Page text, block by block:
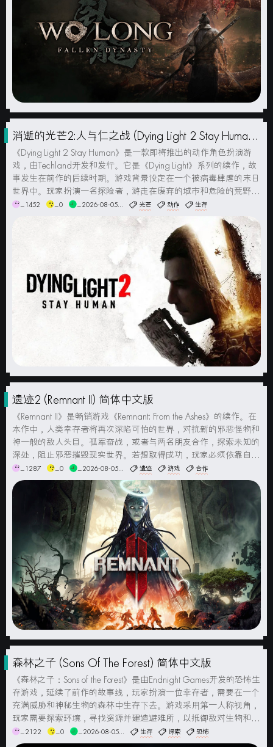
消逝的光芒2:人与仁之战 (Dying Light 2 Stay Human)
(终极版) 简体中文版
《Dying Light 2 Stay Human》是一款即将推出的动作角色扮演游
戏，由Techland开发和发行。它是《Dying Light》系列的续作，故
事发生在前作的后续时期。游戏背景设定在一个被病毒肆虐的末日
世界中。玩家扮演一名探险者，游走在废弃的城市和危险的荒野之
间，努力生存并寻找幸存者。与前作类似，游戏融合了第一人称动
_1452 _0 _2026-08-05... 光芒 动作 生存
遗迹2 (Remnant II) 简体中文版
《Remnant II》是畅销游戏《Remnant: From the Ashes》的续作。在
本作中，人类幸存者将再次深陷可怕的世界，对抗新的邪恶怪物和
神一般的敌人头目。孤军奋战，或者与两名朋友合作，探索未知的
深处，阻止邪恶摧毁现实世界。若想取得成功，玩家必须依靠自己
和团队的力量，完成最艰巨的挑战，让人类免于灭绝的命运。游戏
截图系统要求最低配置:操作系统:...
_1287 _0 _2026-08-05... 遗迹 游戏 合作
森林之子 (Sons Of The Forest) 简体中文版
《森林之子：Sons of the Forest》是由Endnight Games开发的恐怖生
存游戏，延续了前作的故事线，玩家扮演一位幸存者，需要在一个
充满威胁和神秘生物的森林中生存下去。游戏采用第一人称视角，
玩家需要探索环境，寻找资源并建造避难所，以抵御敌对生物和其
他幸存者的威胁。游戏中的食物、水源和伤害系统对于玩家的存活
至关重要。玩家需要狩猎、收集植物，...
_2122 _0 _2026-08-05... 生存 探索 恐怖